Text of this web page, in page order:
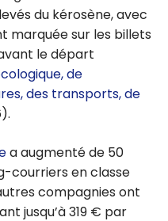
du kérosène, avec
marquée sur les billets
le départ
de
des transports, de
a augmenté de 50
courriers en classe
compagnies ont
jusqu’à 319 € par